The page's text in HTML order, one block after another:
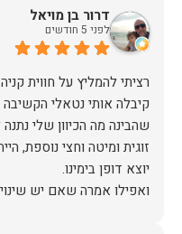
דרור בן מויאל
לפני 5 חודשים
רציתי להמליץ על חווית
קיבלה אותי נטאלי
שהבינה מה הכיוון שלי
זוגית ומיטה וחצי נוספת,